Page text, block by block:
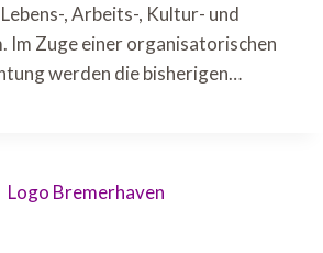
, Arbeits-, Kultur- und
Im Zuge einer organisatorischen
werden die bisherigen…